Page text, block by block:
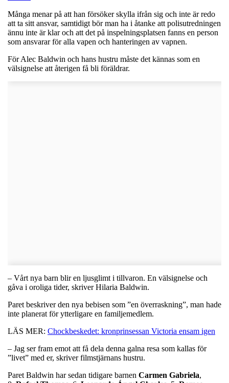
Många menar på att han försöker skylla ifrån sig och inte är redo
att ta sitt ansvar, samtidigt bör man ha i åtanke att polisutredningen
ännu inte är klar och att det på inspelningsplatsen fanns en person
som ansvarar för alla vapen och hanteringen av vapnen.
För Alec Baldwin och hans hustru måste det kännas som en
välsignelse att återigen få bli föräldrar.
– Vårt nya barn blir en ljusglimt i tillvaron. En välsignelse och
gåva i oroliga tider, skriver Hilaria Baldwin.
Paret beskriver den nya bebisen som ”en överraskning”, man hade
inte planerat för ytterligare en familjemedlem.
LÄS MER: Chockbeskedet: kronprinsessan Victoria ensam igen
– Jag ser fram emot att få dela denna galna resa som kallas för
”livet” med er, skriver filmstjärnans hustru.
Paret Baldwin har sedan tidigare barnen Carmen Gabriela,